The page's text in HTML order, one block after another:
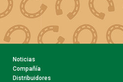
Noticias
Compañía
Distribuidores